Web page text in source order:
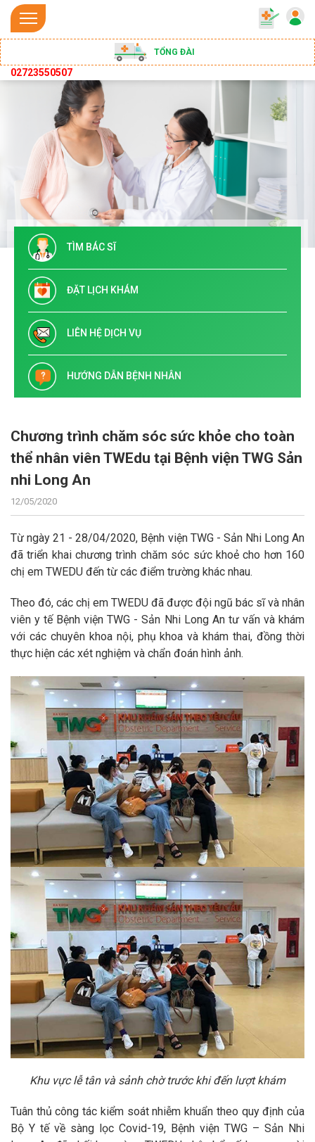
TỔNG ĐÀI
02723550507
TÌM BÁC SĨ
ĐẶT LỊCH KHÁM
LIÊN HỆ DỊCH VỤ
HƯỚNG DẪN BỆNH NHÂN
Chương trình chăm sóc sức khỏe cho toàn
thể nhân viên TWEdu tại Bệnh viện TWG Sản
nhi Long An
12/05/2020
Từ ngày 21 - 28/04/2020, Bệnh viện TWG - Sản Nhi Long An
đã triển khai chương trình chăm sóc sức khoẻ cho hơn 160
chị em TWEDU đến từ các điểm trường khác nhau.
Theo đó, các chị em TWEDU đã được đội ngũ bác sĩ và nhân
viên y tế Bệnh viện TWG - Sản Nhi Long An tư vấn và khám
với các chuyên khoa nội, phụ khoa và khám thai, đồng thời
thực hiện các xét nghiệm và chẩn đoán hình ảnh.
Khu vực lễ tân và sảnh chờ trước khi đến lượt khám
Tuân thủ công tác kiểm soát nhiễm khuẩn theo quy định của
Bộ Y tế về sàng lọc Covid-19, Bệnh viện TWG – Sản Nhi